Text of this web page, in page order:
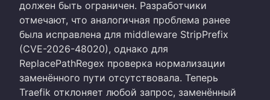
должен быть ограничен. Разработчики
отмечают, что аналогичная проблема ранее
была исправлена для middleware StripPrefix
(CVE-2026-48020), однако для
ReplacePathRegex проверка нормализации
заменённого пути отсутствовала. Теперь
Traefik отклоняет любой запрос, заменённый